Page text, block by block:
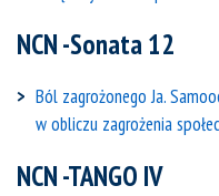
NCN -Sonata 12
Ból zagrożonego Ja.
w obliczu zagrożenia
NCN -TANGO IV